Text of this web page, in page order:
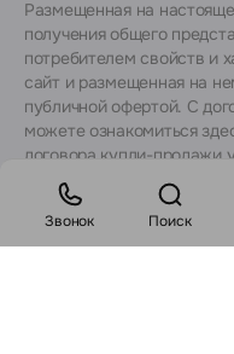
Размещенная на
получения общего
потребителем свойств и
сайт и размещенная на
публичной офертой. С
можете ознакомиться
договора купли-продажи
с консультантами.
Звонок Поиск